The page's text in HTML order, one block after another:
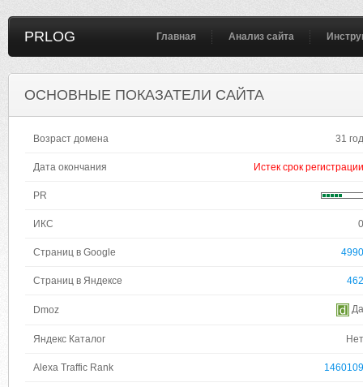
PRLOG Главная Анализ сайта
ОСНОВНЫЕ ПОКАЗАТЕЛИ САЙТА
Возраст домена 31 год
Дата окончания Истек срок регистрации
PR
ИКС 0
Страниц в Google 4990
Страниц в Яндексе 462
Dmoz Да
Яндекс Каталог Нет
Alexa Traffic Rank 1460109